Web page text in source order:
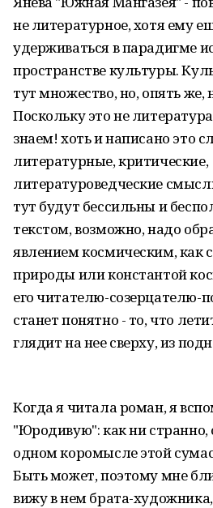
не литературное, хотя ему
удерживаться в парадигме
пространстве культуры.
тут множество, но, опять же,
Поскольку это не
знаем! хоть и написано это
литературные, критические,
литературоведческие
тут будут бессильны и
текстом, возможно, надо
явлением космическим, как
природы или константой
его читателю-созерцателю-
станет понятно - то, что
глядит на нее сверху, из
Когда я читала роман, я
"Юродивую": как ни странно,
одном коромысле этой
Быть может, поэтому мне
вижу в нем брата-художника,